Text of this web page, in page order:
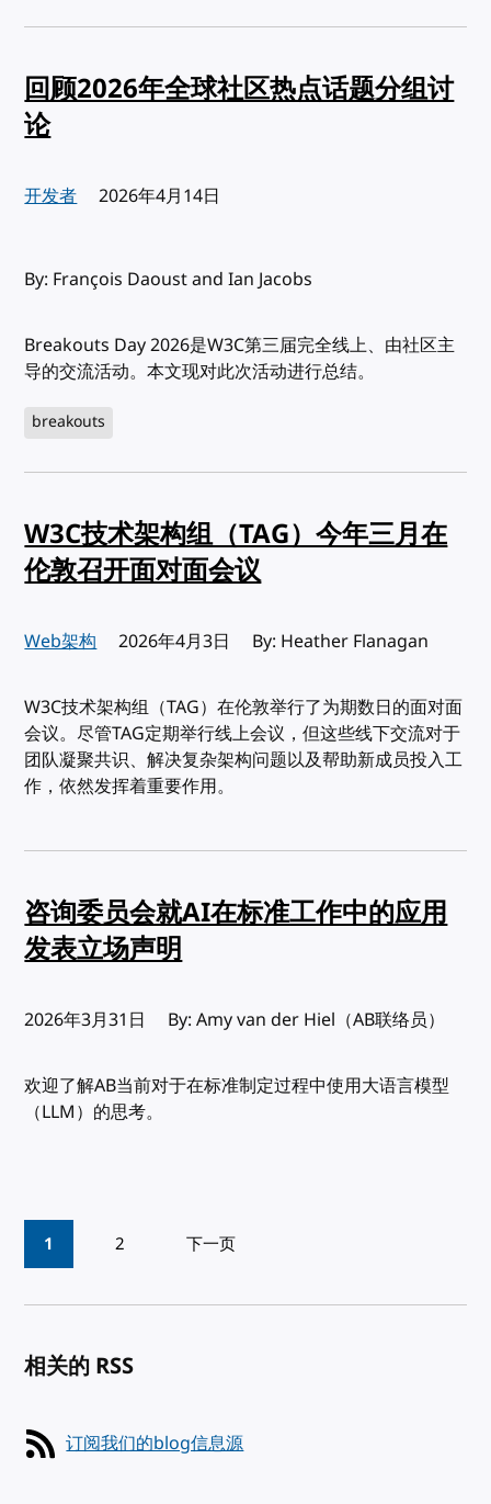
回顾2026年全球社区热点话题分组讨
论
开发者 发布:
2026年4月14日
By: François Daoust and Ian Jacobs
Breakouts Day 2026是W3C第三届完全线上、由社区主
导的交流活动。本文现对此次活动进行总结。
breakouts
W3C技术架构组（TAG）今年三月在
伦敦召开面对面会议
Web架构 发布:
2026年4月3日 By: Heather Flanagan
W3C技术架构组（TAG）在伦敦举行了为期数日的面对面
会议。尽管TAG定期举行线上会议，但这些线下交流对于
团队凝聚共识、解决复杂架构问题以及帮助新成员投入工
作，依然发挥着重要作用。
咨询委员会就AI在标准工作中的应用
发表立场声明
发布:
2026年3月31日 By: Amy van der Hiel（AB联络员）
欢迎了解AB当前对于在标准制定过程中使用大语言模型
（LLM）的思考。
Pagination
1 2 下一页
相关的 RSS
订阅我们的blog信息源